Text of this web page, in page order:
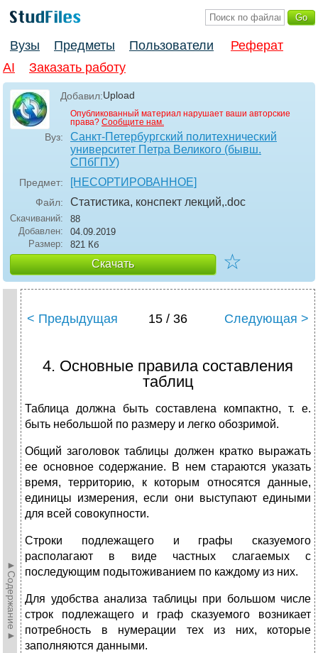
Вузы Предметы Пользователи
Реферат
AI
Заказать работу
Добавил:Upload
Опубликованный материал нарушает ваши авторские
права? Сообщите нам.
Вуз:
Санкт-Петербургский политехнический
университет Петра Великого (бывш.
СПбГПУ)
Предмет: [НЕСОРТИРОВАННОЕ]
Файл: Статистика, конспект лекций,.doc
Скачиваний:
88
Добавлен:
04.09.2019
Размер:
821 Кб
Скачать ☆
►Содержание►
< Предыдущая 15 / 36 Следующая >
4. Основные правила составления
таблиц
Таблица должна быть составлена компактно, т. е.
быть небольшой по размеру и легко обозримой.
Общий заголовок таблицы должен кратко выражать
ее основное содержание. В нем стараются указать
время, территорию, к которым относятся данные,
единицы измерения, если они выступают едиными
для всей совокупности.
Строки подлежащего и графы сказуемого
располагают в виде частных слагаемых с
последующим подытоживанием по каждому из них.
Для удобства анализа таблицы при большом числе
строк подлежащего и граф сказуемого возникает
потребность в нумерации тех из них, которые
заполняются данными.